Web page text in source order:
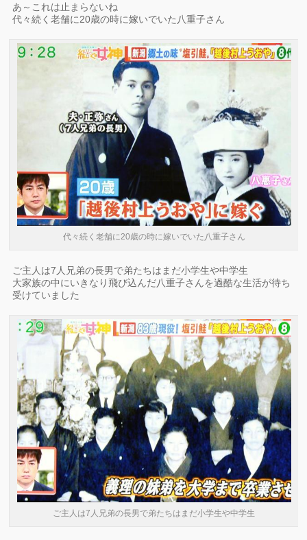
あ～これは止まらないね
代々続く老舗に20歳の時に嫁いでいた八重子さん
代々続く老舗に20歳の時に嫁いでいた八重子さん
ご主人は7人兄弟の長男で弟たちはまだ小学生や中学生
大家族の中にいきなり飛び込んだ八重子さんを過酷な生活が待ち
受けていました
ご主人は7人兄弟の長男で弟たちはまだ小学生や中学生